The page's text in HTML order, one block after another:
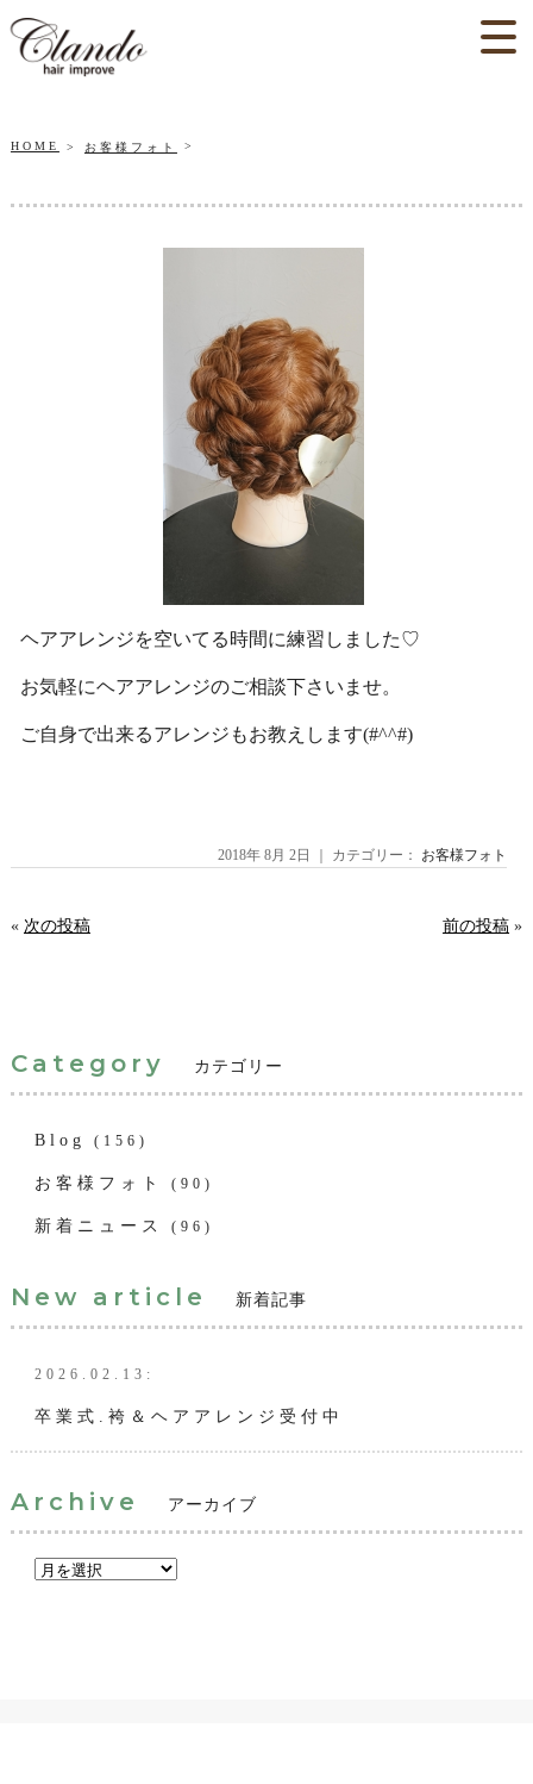
HOME お客様フォト
ヘアアレンジを空いてる時間に練習しました♡
お気軽にヘアアレンジのご相談下さいませ。
ご自身で出来るアレンジもお教えします(#^^#)
2018年 8月 2日 ｜ カテゴリー： お客様フォト
« 次の投稿 前の投稿 »
Category カテゴリー
Blog (156)
お客様フォト (90)
新着ニュース (96)
New article 新着記事
2026.02.13:
卒業式.袴＆ヘアアレンジ受付中
Archive アーカイブ